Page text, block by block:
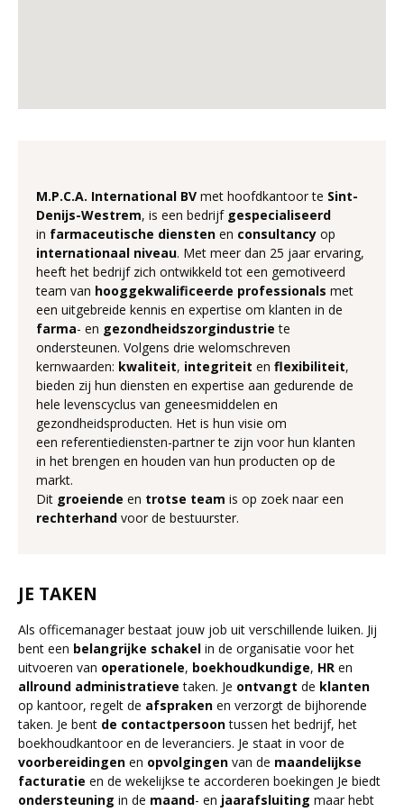
M.P.C.A. International BV met hoofdkantoor te Sint-
Denijs-Westrem, is een bedrijf gespecialiseerd
in farmaceutische diensten en consultancy op
internationaal niveau. Met meer dan 25 jaar ervaring,
heeft het bedrijf zich ontwikkeld tot een gemotiveerd
team van hooggekwalificeerde professionals met
een uitgebreide kennis en expertise om klanten in de
farma- en gezondheidszorgindustrie te
ondersteunen. Volgens drie welomschreven
kernwaarden: kwaliteit, integriteit en flexibiliteit,
bieden zij hun diensten en expertise aan gedurende de
hele levenscyclus van geneesmiddelen en
gezondheidsproducten. Het is hun visie om
een referentiediensten-partner te zijn voor hun klanten
in het brengen en houden van hun producten op de
markt.
Dit groeiende en trotse team is op zoek naar een
rechterhand voor de bestuurster.
JE TAKEN
Als officemanager bestaat jouw job uit verschillende luiken. Jij
bent een belangrijke schakel in de organisatie voor het
uitvoeren van operationele, boekhoudkundige, HR en
allround administratieve taken. Je ontvangt de klanten
op kantoor, regelt de afspraken en verzorgt de bijhorende
taken. Je bent de contactpersoontussen het bedrijf, het
boekhoudkantoor en de leveranciers. Je staat in voor de
voorbereidingen en opvolgingen van de maandelijkse
facturatie en de wekelijkse te accorderen boekingen Je biedt
ondersteuning in de maand- en jaarafsluiting maar hebt